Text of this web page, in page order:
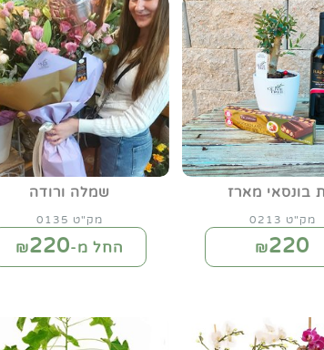
בונסאי מארז
מק"ט 0213
₪220
שמלה ורודה
מק"ט 0135
החל מ-₪220